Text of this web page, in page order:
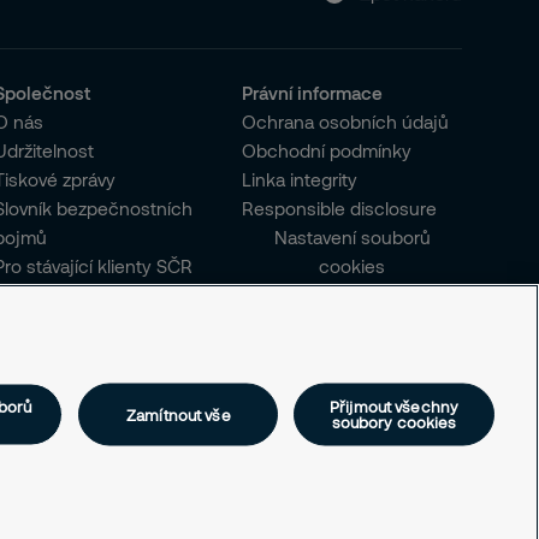
nás
zprávy
bezpečnostních
stávající klienty SČR
Právní informace
Ochrana osobních údajů
Obchodní podmínky
Linka integrity
Responsible disclosure
Nastavení souborů
cookies
Zamítnout vše
Přijmout všechny
soubory cookies